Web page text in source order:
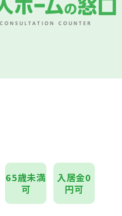
65歳未満
可
入居金0
円可